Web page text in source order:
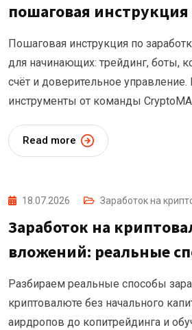
пошаговая инструкция
Пошаговая инструкция по
для начинающих: трейдинг, боты,
счёт и доверительное
инструменты от команды
Read more
18.07.2026 Заработок на
Заработок на
вложений: реальные
Разбираем реальные способы
криптовалюте без начального
аирдропов до копитрейдинга и